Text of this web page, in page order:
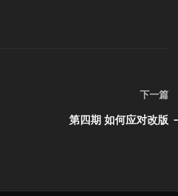
下
篇
下一篇
第四期 如何应对改版